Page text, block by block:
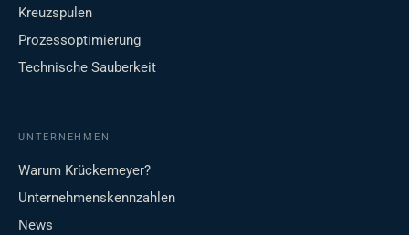
Kreuzspulen
Prozessoptimierung
Technische Sauberkeit
UNTERNEHMEN
Warum Krückemeyer?
Unternehmenskennzahlen
News